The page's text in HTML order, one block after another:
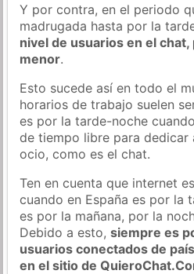
Y por contra, en el periodo
madrugada hasta por la
nivel de usuarios en el
menor.
Esto sucede así en todo el
horarios de trabajo suelen
es por la tarde-noche
de tiempo libre para dedicar
ocio, como es el chat.
Ten en cuenta que internet
cuando en España es por la
es por la mañana, por la
Debido a esto,siempre es
usuarios conectados de
en el sitio de